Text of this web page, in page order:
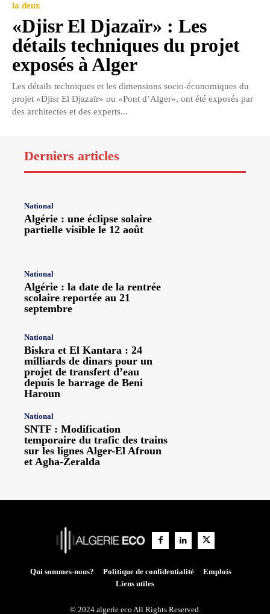
la deux
«Djisr El Djazaïr» : Les
détails techniques du projet
exposés à Alger
Les détails techniques et les dimensions socio-économiques du
projet «Djisr El Djazaïr» ou «Pont d’Alger», ont été exposés par
des architectes et des experts...
Derniers articles
National
Algérie : une éclipse solaire
partielle visible le 12 août
National
Algérie : la date de la rentrée
scolaire reportée au 21
septembre
National
Biskra et El Kantara : 24
milliards de dinars pour un
projet de transfert d’eau
depuis le barrage de Beni
Haroun
National
SNTF : Modification
temporaire du trafic des trains
sur les lignes Alger-El Afroun
et Agha-Zeralda
Qui sommes-nous? Politique de confidentialité
Emplois
Liens utiles
© 2024 algerie eco All Rights Reserved.